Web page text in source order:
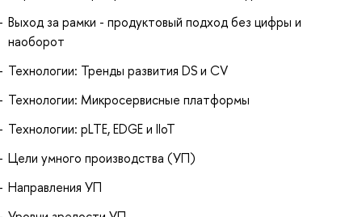
Выход за рамки - продуктовый подход без цифры и
наоборот
Технологии: Тренды развития DS и CV
Технологии: Микросервисные платформы
Технологии: pLTE, EDGE и IIoT
Цели умного производства (УП)
Направления УП